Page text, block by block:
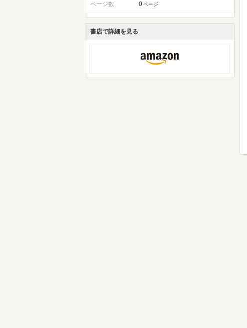
ページ数 0 ページ
書店で詳細を見る